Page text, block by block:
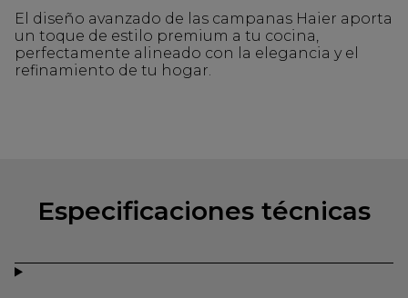
El diseño avanzado de las campanas Haier aporta
un toque de estilo premium a tu cocina,
perfectamente alineado con la elegancia y el
refinamiento de tu hogar.
Especificaciones técnicas